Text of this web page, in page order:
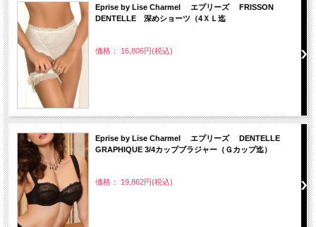
Eprise by Lise Charmel エプリーズ FRISSON
DENTELLE 深めショーツ（4ＸＬ迄
価格： 16,806円(税込)
Eprise by Lise Charmel エプリーズ DENTELLE
GRAPHIQUE 3/4カップブラジャー（Ｇカップ迄）
価格： 19,862円(税込)